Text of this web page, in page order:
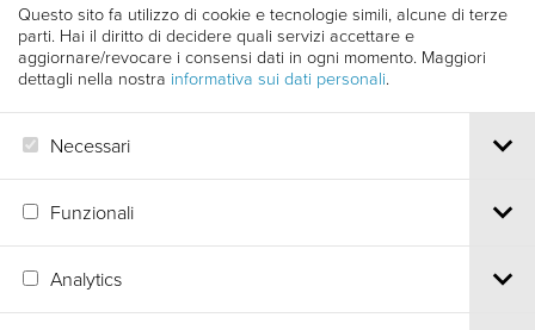
Questo sito fa utilizzo di cookie e tecnologie simili, alcune di terze
parti. Hai il diritto di decidere quali servizi accettare e
aggiornare/revocare i consensi dati in ogni momento. Maggiori
dettagli nella nostra informativa sui dati personali.
Necessari
Funzionali
Analytics